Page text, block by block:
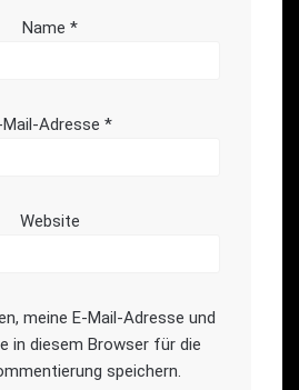
Name *
Mail-Adresse *
Website
meine E-Mail-Adresse und
in diesem Browser für die
speichern.